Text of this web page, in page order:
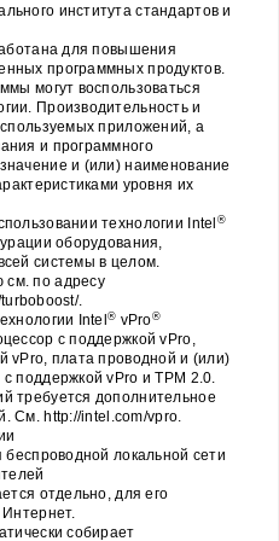
института стандартов и
для повышения
программных продуктов.
могут воспользоваться
Производительность и
приложений, а
и программного
и (или) наименование
уровня их
технологии Intel®
оборудования,
системы в целом.
по адресу
.
Intel® vPro®
с поддержкой vPro,
vPro, плата проводной и (или)
поддержкой vPro и TPM 2.0.
требуется дополнительное
См. http://intel.com/vpro.
локальной сети
отдельно, для его
собирает